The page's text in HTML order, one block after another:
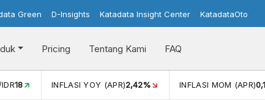
Green D-Insights Katadata Insight Center KatadataOto
Pricing Tentang Kami FAQ
INFLASI MOM (APR)0,13% PERTUMBUHAN EKONOMI